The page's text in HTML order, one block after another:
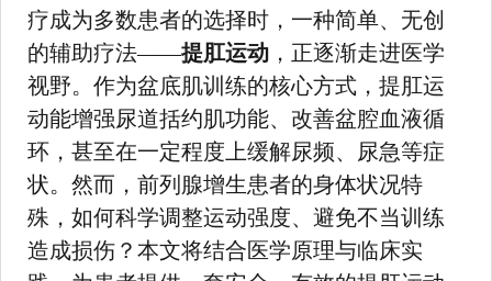
疗成为多数患者的选择时，一种简单、无创
的辅助疗法——提肛运动 ，正逐渐走进医学
视野。作为盆底肌训练的核心方式，提肛运
动能增强尿道括约肌功能、改善盆腔血液循
环，甚至在一定程度上缓解尿频、尿急等症
状。然而，前列腺增生患者的身体状况特
殊，如何科学调整运动强度、避免不当训练
造成损伤？本文将结合医学原理与临床实